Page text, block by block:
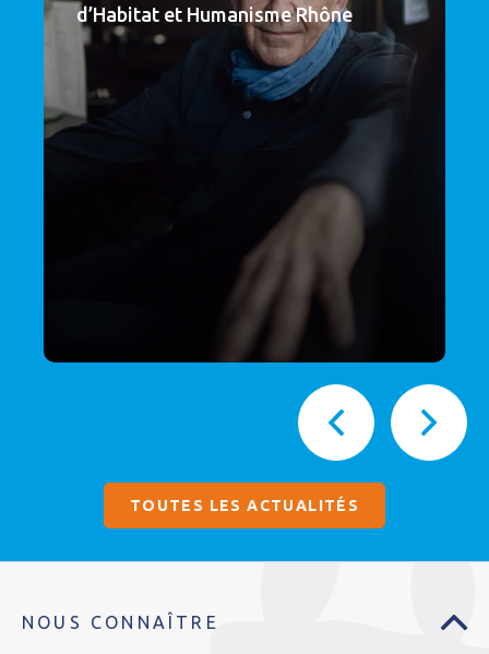
d’Habitat et Humanisme Rhône
TOUTES LES ACTUALITÉS
NOUS CONNAÎTRE